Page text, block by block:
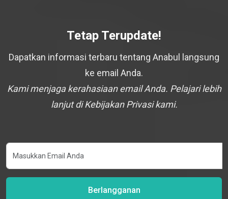
Tetap Terupdate!
Dapatkan informasi terbaru tentang Anabul langsung
ke email Anda.
Kami menjaga kerahasiaan email Anda. Pelajari lebih
lanjut di Kebijakan Privasi kami.
Berlangganan